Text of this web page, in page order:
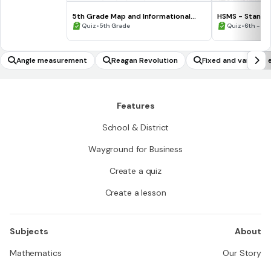
5th Grade Map and Informational
Processing Skills
Quiz•5th Grade
HSMS -
Quiz•6th -
Angle measurement Reagan Revolution Fixed and variable
Features
School & District
Wayground for Business
Create a quiz
Create a lesson
Subjects
Mathematics
About
Our Story